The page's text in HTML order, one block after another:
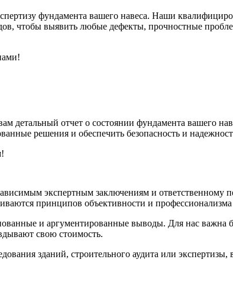
фундамента вашего навеса. Наши
чтобы выявить любые дефекты, прочностные
детальный отчет о состоянии фундамента вашего
решения и обеспечить безопасность и
экспертным заключениям и
принципов объективности и
и аргументированные выводы. Для нас важна
свою стоимость.
зданий, строительного аудита или